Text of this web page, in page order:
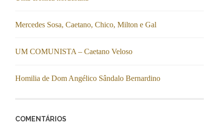
Mercedes Sosa, Caetano, Chico, Milton e Gal
UM COMUNISTA – Caetano Veloso
Homilia de Dom Angélico Sândalo Bernardino
COMENTÁRIOS